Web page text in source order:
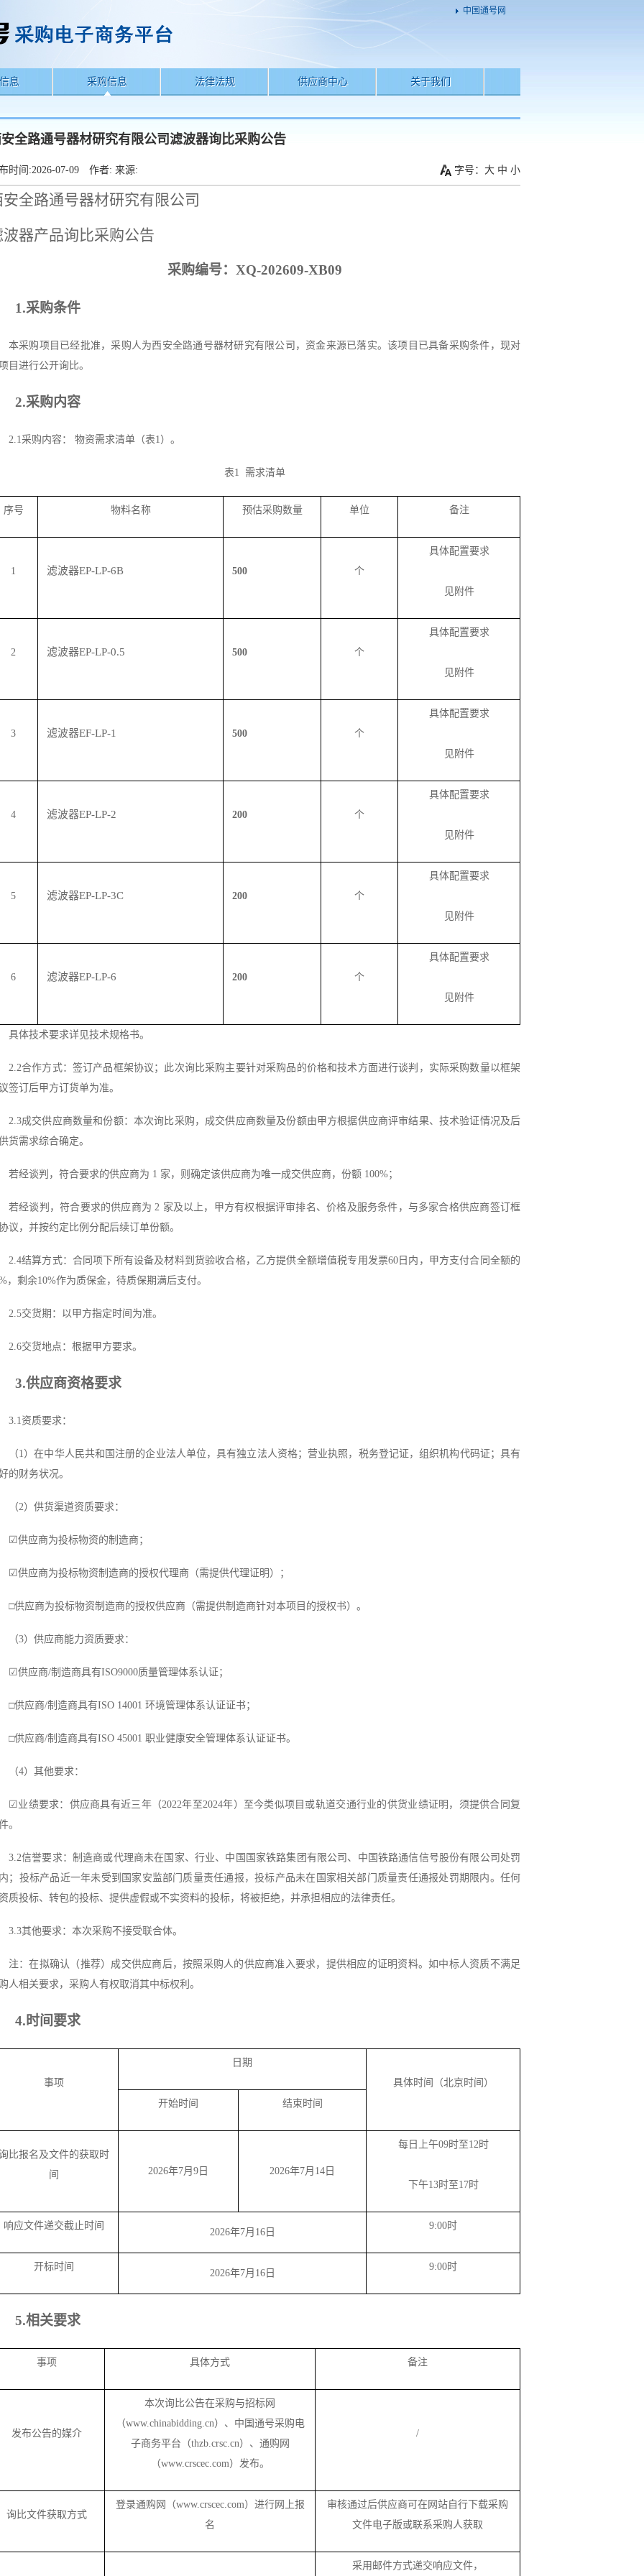
中国通号网
息 采购信息 法律法规 供应商中心 关于我们
全路通号器材研究有限公司滤波器询比采购公告
时间:2026-07-09 作者: 来源: 字号： 大 中 小
安全路通号器材研究有限公司
波器产品询比采购公告
采购编号： XQ-202609-XB09
1.采购条件
本采购项目已经批准，采购人为西安全路通号器材研究有限公司，资金来源已落实。该项目已具备采购条件，现对
目进行公开询比。
2.采购内容
2.1采购内容： 物资需求清单（表1）。
表1 需求清单
序号 物料名称 预估采购数量 单位 备注
1 滤波器EP-LP-6B 500 个
具体配置要求
见附件
2 滤波器EP-LP-0.5 500 个
具体配置要求
见附件
3 滤波器EF-LP-1 500 个
具体配置要求
见附件
4 滤波器EP-LP-2 200 个
具体配置要求
见附件
5 滤波器EP-LP-3C 200 个
具体配置要求
见附件
6 滤波器EP-LP-6 200 个
具体配置要求
见附件
具体技术要求详见技术规格书。
2.2合作方式： 签订产品框架协议 ； 此次询比采购主要针对采购品 的价格和技术方面进行谈判 ， 实际采购数量以框架
签订后甲方订货单为准。
2.3成交供应商数量和份额：本次询比采购，成交供应商数量及份额由甲方根据供应商评审结果、技术验证情况及后
货需求综合确定。
若经谈判，符合要求的供应商为 1 家，则确定该供应商为唯一成交供应商，份额 100%；
若经谈判，符合要求的供应商为 2 家及以上，甲方有权根据评审排名、价格及服务条件，与多家合格供应商签订框
议，并按约定比例分配后续订单份额。
2.4结算方式： 合同项下 所有设备及材料到货验收合格，乙方提供全额增值税专用发票60 日 内， 甲方支付合同 全额的
，剩余10%作为质保金，待质保期满后支付。
2.5交货期： 以甲方指定时间为准。
2.6交货地点：根据甲方要求。
3.供应商资格要求
3.1资质要求：
（1）在中华人民共和国注册的企业法人单位，具有独立法人资格；营业执照，税务登记证，组织机构代码证 ；具有
的财务状况。
（2）供货渠道资质要求：
☑供应商为投标物资的制造商；
☑供应商为投标物资制造商的授权代理商（需提供代理证明）；
□供应商为投标物资制造商的授权供应商（需提供制造商针对本项目的授权书）。
（3）供应商能力资质要求：
☑供应商/制造商具有ISO9000质量管理体系认证；
□供应商/制造商具有ISO 14001 环境管理体系认证证书；
□供应商/制造商具有ISO 45001 职业健康安全管理体系认证证书。
（4）其他要求：
☑ 业绩要求：供应商具有近三年（2022年至2024年）至今类似项目或轨道交通行业的供货业绩证明，须提供合同复
。
3.2信誉要求：制造商或代理商未在国家、行业、中国国家铁路集团有限公司、中国铁路通信信号股份有限公司处罚
；投标产品近一年未受到国家安监部门质量责任通报，投标产品未在国家相关部门质量责任通报处罚期限内。任何
质投标、转包的投标、提供虚假或不实资料的投标，将被拒绝，并承担相应的法律责任。
3.3其他要求：本次采购不接受联合体。
注：在拟确认（推荐）成交供应商后，按照采购人的供应商准入要求，提供相应的证明资料。如中标人资质不满足
人相关要求，采购人有权取消其中标权利。
4.时间要求
事项
日期
具体时间（北京时间）
开始时间
结束时间
比报名及文件的获取时
间
2026年7月9日 2026年7月14日
每日上午09时至12时
下午13时至17时
响应文件递交截止时间
2026年7月16日
9:00时
开标时间
2026年7月16日
9:00时
5.相关要求
事项 具体方式 备注
发布公告的媒介
本次询比公告在采购与招标网
（www.chinabidding.cn）、 中国通号采购电
子商务平台（thzb.crsc.cn）、通购网
（www.crscec.com）发布。
/
询比文件获取方式
登录通购网（www.crscec.com）进行网上报
名
审核通过后供应商可在网站自行下载采购
文件电子版或联系采购人获取
采用邮件方式递交响应文件，